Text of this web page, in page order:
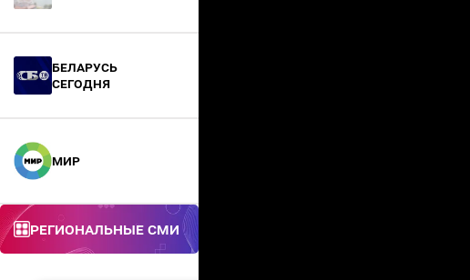
БЕЛАРУСЬ
СЕГОДНЯ
МИР
Региональные СМИ